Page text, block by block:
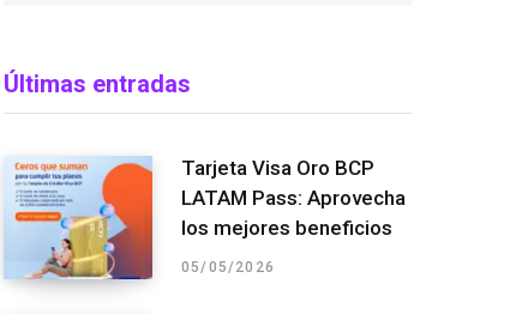
Últimas entradas
Tarjeta Visa Oro BCP
LATAM Pass: Aprovecha
los mejores beneficios
05/05/2026